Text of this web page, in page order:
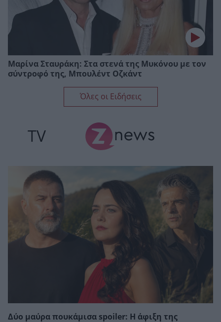
Μαρίνα Σταυράκη: Στα στενά της Μυκόνου με τον
σύντροφό της, Μπουλέντ Οζκάντ
Όλες οι Ειδήσεις
TV
Δύο μαύρα πουκάμισα spoiler: Η άφιξη της